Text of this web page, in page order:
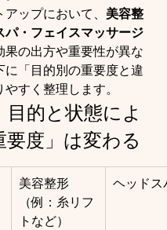
ップにおいて、 美容整
パ・フェイスマッサージ
果の出方や重要性が異な
に「目的別の重要度と違
すく整理します。
目的と状態によ
要度」は変わる
美容整形
（例：糸リフ
トなど）
ヘッドス